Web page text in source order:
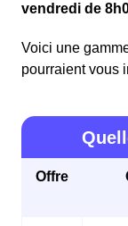
vendredi de
Voici une
pourraient vous
Offre